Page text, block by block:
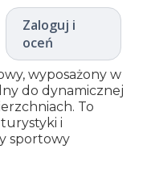
Zaloguj i
oceń
wyposażony w
do dynamicznej
To
i
sportowy